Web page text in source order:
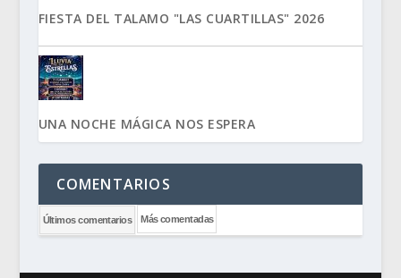
FIESTA DEL TALAMO "LAS CUARTILLAS" 2026
UNA NOCHE MÁGICA NOS ESPERA
COMENTARIOS
Últimos comentarios Más comentadas